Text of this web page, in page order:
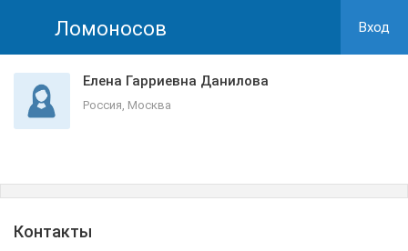
Ломоносов Вход
Елена Гарриевна Данилова
Россия, Москва
Контакты